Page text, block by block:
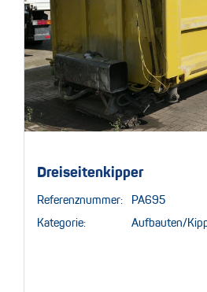
Dreiseitenkipper
Referenznummer: PA695
Kategorie: Aufbauten/